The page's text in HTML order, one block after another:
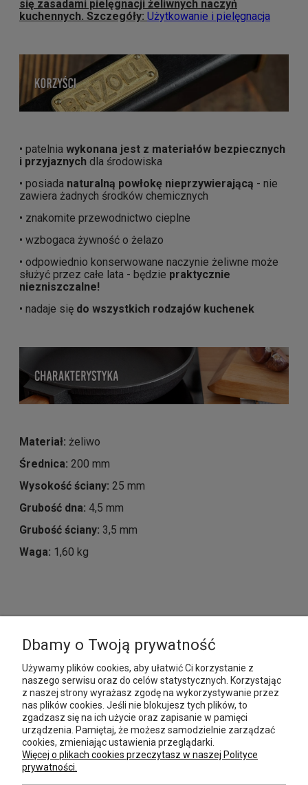
się zasadami pielęgnacji żeliwnych naczyń
kuchennych. Szczegóły: Użytkowanie i pielęgnacja
• patelnia wykonana jest z materiałów bezpiecznych
i przyjaznych dla środowiska
• posiada naturalną powłokę nieprzywierającą - nie
zawiera żadnych środków chemicznych
• znakomite przewodnictwo cieplne
• wzbogaca żywność o żelazo
• odpowiednio konserwowane naczynie żeliwne może
służyć przez całe lata - będzie praktycznie
niezniszczalne!
• nadaje się do wszystkich rodzajów kuchenek
Materiał: żeliwo
Średnica: 200 mm
Wysokość ściany: 25 mm
Grubość dna: 4,5 mm
Grubość ściany: 3,5 mm
Waga: 1,60 kg
MOJE KONTO
PŁATNOŚCI I DOSTAWA
INFORMACJE
POMOC
Dbamy o Twoją prywatność
Używamy plików cookies, aby ułatwić Ci korzystanie z
naszego serwisu oraz do celów statystycznych. Korzystając
z naszej strony wyrażasz zgodę na wykorzystywanie przez
nas plików cookies. Jeśli nie blokujesz tych plików, to
zgadzasz się na ich użycie oraz zapisanie w pamięci
urządzenia. Pamiętaj, że możesz samodzielnie zarządzać
cookies, zmieniając ustawienia przeglądarki.
Więcej o plikach cookies przeczytasz w naszej Polityce
prywatności.